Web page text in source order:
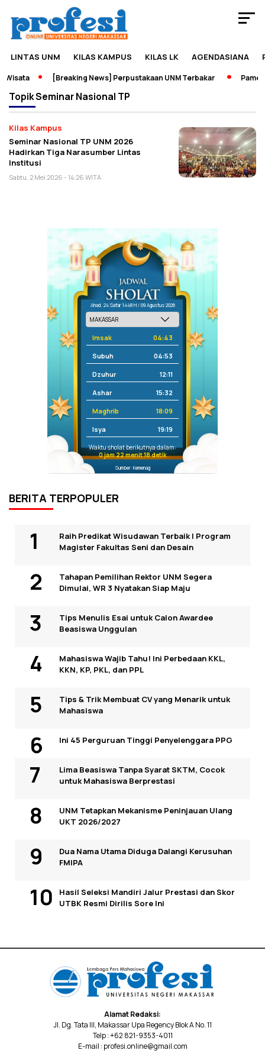
LINTAS UNM KILAS KAMPUS KILAS LK AGENDASIANA
[Breaking News] Perpustakaan UNM Terbakar
TopikSeminar Nasional TP
Kilas Kampus
Seminar Nasional TP UNM 2026
Hadirkan Tiga Narasumber Lintas
Institusi
Sabtu, 2 Mei 2026 - 14:26 WITA
Ahad, 24 Safar 1448 H / 09 Agustus 2026
Imsak 04:43
Subuh 04:53
Dzuhur 12:11
Ashar 15:32
Maghrib 18:09
Isya 19:19
Waktu sholat berikutnya dalam:
0 jam 22 menit 18 detik
Sumber: Kemenag
BERITA TERPOPULER
Raih Predikat Wisudawan Terbaik I Program
Magister Fakultas Seni dan Desain
Tahapan Pemilihan Rektor UNM Segera
Dimulai, WR 3 Nyatakan Siap Maju
Tips Menulis Esai untuk Calon Awardee
Beasiswa Unggulan
Mahasiswa Wajib Tahu! Ini Perbedaan KKL,
KKN, KP, PKL, dan PPL
Tips & Trik Membuat CV yang Menarik untuk
Mahasiswa
Ini 45 Perguruan Tinggi Penyelenggara PPG
Lima Beasiswa Tanpa Syarat SKTM, Cocok
untuk Mahasiswa Berprestasi
UNM Tetapkan Mekanisme Peninjauan Ulang
UKT 2026/2027
Dua Nama Utama Diduga Dalangi Kerusuhan
FMIPA
Hasil Seleksi Mandiri Jalur Prestasi dan Skor
UTBK Resmi Dirilis Sore Ini
Alamat Redaksi:
Jl. Dg. Tata III, Makassar Upa Regency Blok A No. 11
Telp : +62 821-9353-4011
E-mail : profesi.online@gmail.com